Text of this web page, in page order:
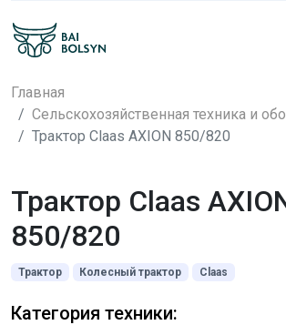
Главная
Сельскохозяйственная техника и
Трактор Claas AXION 850/820
Трактор Claas
850/820
Трактор Колесный трактор Claas
Категория техники: